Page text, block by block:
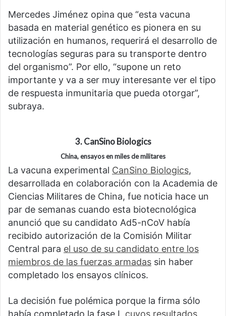
Mercedes Jiménez opina que “esta vacuna
basada en material genético es pionera en su
utilización en humanos, requerirá el desarrollo de
tecnologías seguras para su transporte dentro
del organismo”. Por ello, “supone un reto
importante y va a ser muy interesante ver el tipo
de respuesta inmunitaria que pueda otorgar”,
subraya.
3. CanSino Biologics
China, ensayos en miles de militares
La vacuna experimental CanSino Biologics,
desarrollada en colaboración con la Academia de
Ciencias Militares de China, fue noticia hace un
par de semanas cuando esta biotecnológica
anunció que su candidato Ad5-nCoV había
recibido autorización de la Comisión Militar
Central para el uso de su candidato entre los
miembros de las fuerzas armadas sin haber
completado los ensayos clínicos.
La decisión fue polémica porque la firma sólo
había completado la fase I, cuyos resultados